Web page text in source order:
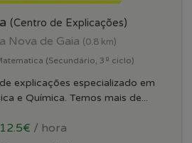
(Centro de Explicações)
Nova de Gaia (0.8 km)
(Secundário, 3º ciclo)
explicações especializado em
e Química. Temos mais de...
12.5€ / hora